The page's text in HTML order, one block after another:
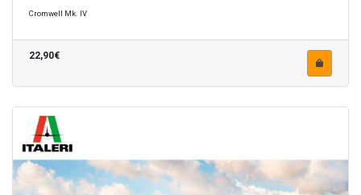
Cromwell Mk. IV
22,90€